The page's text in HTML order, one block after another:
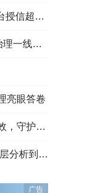
165亿元
线观察
亮眼答卷
货品寄递
的完整路径
广告